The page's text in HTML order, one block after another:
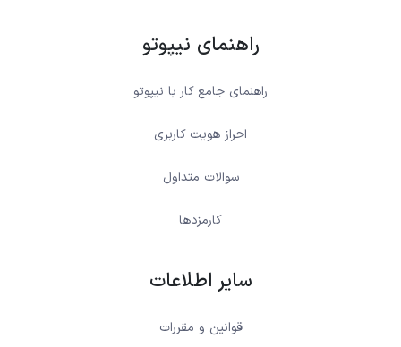
راهنمای نیپوتو
راهنمای جامع کار با نیپوتو
احراز هویت کاربری
سوالات متداول
کارمزدها
سایر اطلاعات
قوانین و مقررات